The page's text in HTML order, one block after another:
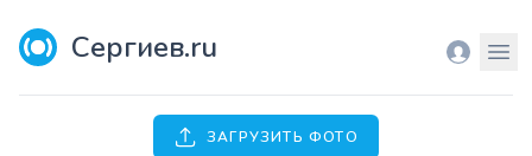
Сергиев.ru Вход
ЗАГРУЗИТЬ ФОТО